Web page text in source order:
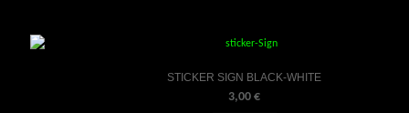
STICKER SIGN BLACK-WHITE
3,00 €